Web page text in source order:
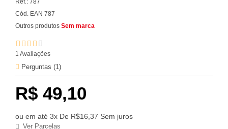
Ref.: 787
Cód. EAN 787
Outros produtos Sem marca
1 Avaliações
Perguntas (1 )
R$ 49,10
ou em até 3x De R$16,37 Sem juros
Ver Parcelas